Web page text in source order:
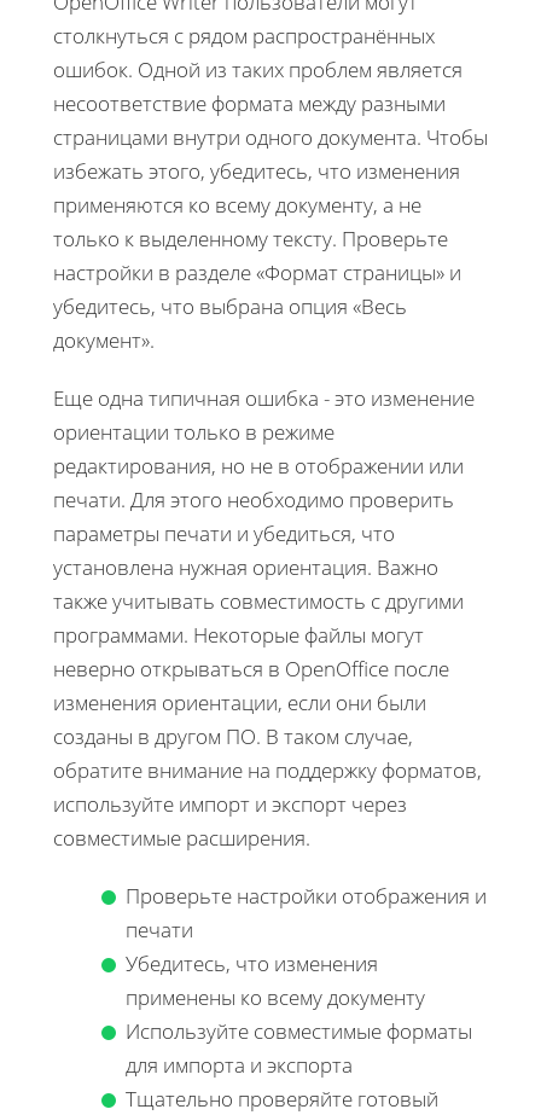
столкнуться с рядом распространённых
ошибок. Одной из таких проблем является
несоответствие формата между разными
страницами внутри одного документа. Чтобы
избежать этого, убедитесь, что изменения
применяются ко всему документу, а не
только к выделенному тексту. Проверьте
настройки в разделе «Формат страницы» и
убедитесь, что выбрана опция «Весь
документ».
Еще одна типичная ошибка - это изменение
ориентации только в режиме
редактирования, но не в отображении или
печати. Для этого необходимо проверить
параметры печати и убедиться, что
установлена нужная ориентация. Важно
также учитывать совместимость с другими
программами. Некоторые файлы могут
неверно открываться в OpenOffice после
изменения ориентации, если они были
созданы в другом ПО. В таком случае,
обратите внимание на поддержку форматов,
используйте импорт и экспорт через
совместимые расширения.
Проверьте настройки отображения и
печати
Убедитесь, что изменения
применены ко всему документу
Используйте совместимые форматы
для импорта и экспорта
Тщательно проверяйте готовый